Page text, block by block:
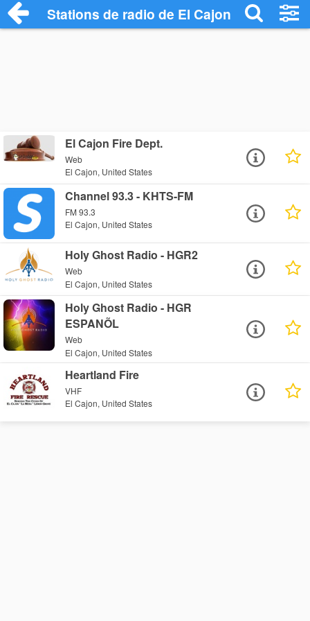
Stations de radio de El Cajon
El Cajon Fire Dept.
Web
El Cajon, United States
Channel 93.3 - KHTS-FM
FM 93.3
El Cajon, United States
Holy Ghost Radio - HGR2
Web
El Cajon, United States
Holy Ghost Radio - HGR
ESPANÕL
Web
El Cajon, United States
Heartland Fire
VHF
El Cajon, United States